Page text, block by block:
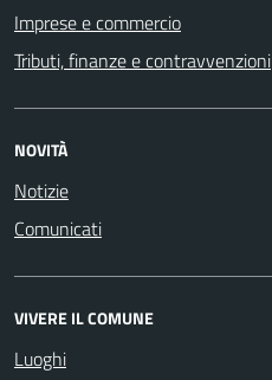
Imprese e commercio
Tributi, finanze e contravvenzioni
NOVITÀ
Notizie
Comunicati
VIVERE IL COMUNE
Luoghi